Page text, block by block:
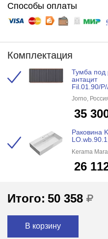
Способы оплаты
Комплектация
Тумба под
антацит
Fil.01.90/P/
Jorno,
35
Раковина
Kerama
26
Итого: 50 358
В корзину